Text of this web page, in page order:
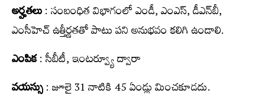
అర్హ‌త‌లు: సంబంధిత విభాగంలో ఎండీ, ఎంఎస్‌, డీఎన్‌బీ,
ఎంసీహెచ్‌ ఉత్తీర్ణత‌తో పాటు ప‌ని అనుభ‌వం క‌లిగి ఉండాలి.
ఎంపిక: సీబీటీ, ఇంటర్వ్యూ ద్వారా
వ‌య‌స్సు: జూలై 31 నాటికి 45 ఏండ్లు మించకూడదు.